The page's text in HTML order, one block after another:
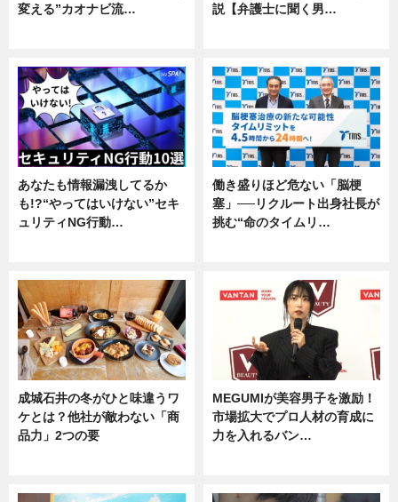
変える”カオナビ流…
説【弁護士に聞く男…
あなたも情報漏洩してるか
も!?“やってはいけない”セキ
ュリティNG行動…
働き盛りほど危ない「脳梗
塞」──リクルート出身社長が
挑む“命のタイムリ…
成城石井の冬がひと味違うワ
ケとは？他社が敵わない「商
品力」2つの要
MEGUMIが美容男子を激励！
市場拡大でプロ人材の育成に
力を入れるバン…